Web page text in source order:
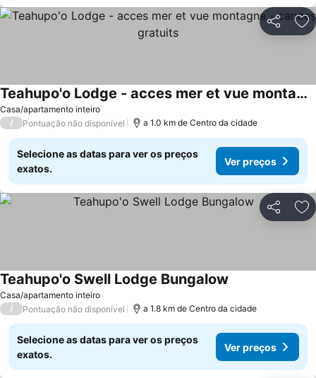
Partilhar
Casa/apartamento inteiro
Teahupo'o Lodge - acces mer et vue montagne - canoes gratuits
/ Pontuação não disponível a 1.0 km de Centro da cidade
Selecione as datas para ver os preços
exatos.
Ver preços
Partilhar
Casa/apartamento inteiro
Teahupo'o Swell Lodge Bungalow
/ Pontuação não disponível a 1.8 km de Centro da cidade
Selecione as datas para ver os preços
exatos.
Ver preços